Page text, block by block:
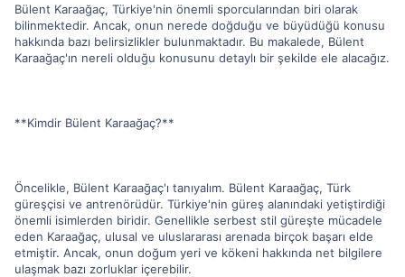
Bülent Karaağaç, Türkiye'nin önemli sporcularından biri olarak
bilinmektedir. Ancak, onun nerede doğduğu ve büyüdüğü konusu
hakkında bazı belirsizlikler bulunmaktadır. Bu makalede, Bülent
Karaağaç'ın nereli olduğu konusunu detaylı bir şekilde ele alacağız.
**Kimdir Bülent Karaağaç?**
Öncelikle, Bülent Karaağaç'ı tanıyalım. Bülent Karaağaç, Türk
güreşçisi ve antrenörüdür. Türkiye'nin güreş alanındaki yetiştirdiği
önemli isimlerden biridir. Genellikle serbest stil güreşte mücadele
eden Karaağaç, ulusal ve uluslararası arenada birçok başarı elde
etmiştir. Ancak, onun doğum yeri ve kökeni hakkında net bilgilere
ulaşmak bazı zorluklar içerebilir.